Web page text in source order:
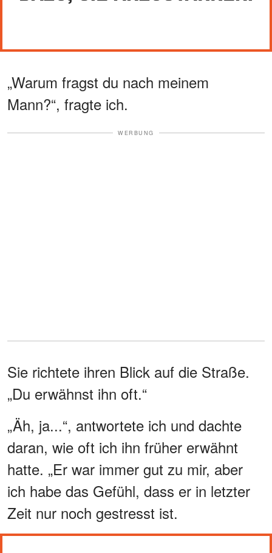
„Warum fragst du nach meinem
Mann?“, fragte ich.
WERBUNG
Sie richtete ihren Blick auf die Straße.
„Du erwähnst ihn oft.“
„Äh, ja...“, antwortete ich und dachte
daran, wie oft ich ihn früher erwähnt
hatte. „Er war immer gut zu mir, aber
ich habe das Gefühl, dass er in letzter
Zeit nur noch gestresst ist.